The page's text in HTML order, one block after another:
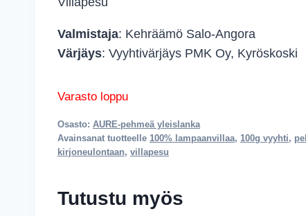
Valmistaja: Kehräämö Salo-Angora
Värjäys: Vyyhtivärjäys PMK Oy, Kyröskoski
Varasto loppu
Osasto: AURE-pehmeä yleislanka
Avainsanat tuotteelle 100% lampaanvillaa, 100g vyyhti,
kirjoneulontaan, villapesu
Tutustu myös